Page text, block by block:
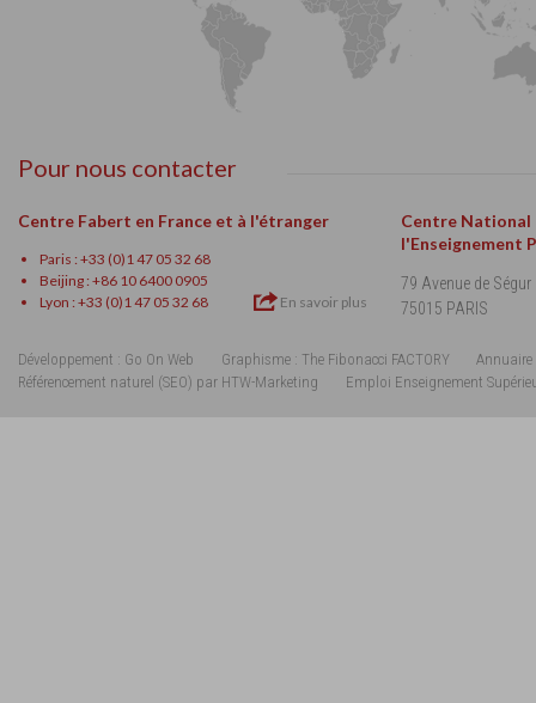
Pour nous contacter
Centre Fabert en France et à l'étranger
Paris : +33 (0)1 47 05 32 68
Beijing : +86 10 6400 0905
Lyon : +33 (0)1 47 05 32 68
En savoir plus
Centre National
l'Enseignement
79 Avenue de Ségur
75015 PARIS
Développement : Go On Web Graphisme : The Fibonacci FACTORY
Annuaire
Référencement naturel (SEO) par HTW-Marketing
Emploi Enseignement